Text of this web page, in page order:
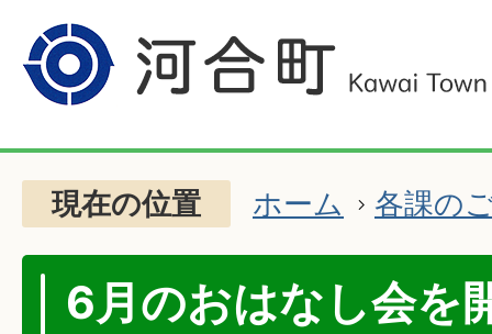
現在の位置 ホーム 各課の
6月のおはなし会を